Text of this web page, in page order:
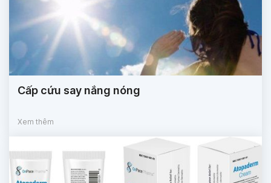
Cấp cứu say nắng nóng
Xem thêm